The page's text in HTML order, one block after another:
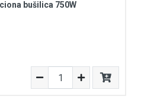
bušilica 750W